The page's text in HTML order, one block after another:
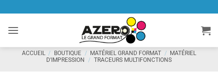
contenu
ACCUEIL / BOUTIQUE / MATÉRIEL GRAND FORMAT / MATÉRIEL
D'IMPRESSION
/ TRACEURS MULTIFONCTIONS